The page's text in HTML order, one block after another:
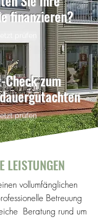
finanzieren?
Check zum
prüfen
LEISTUNGEN
vollumfänglichen
Betreuung
Beratung rund um